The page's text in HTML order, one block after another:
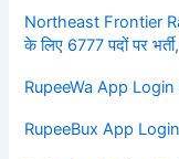
Northeast Frontier
के लिए 6777 पदों पर भर्ती,
RupeeWa App
RupeeBux App